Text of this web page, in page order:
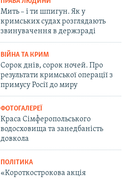
Мить – і ти шпигун. Як у
кримських судах розглядають
звинувачення в держзраді
ВІЙНА ТА КРИМ
Сорок днів, сорок ночей. Про
результати кримської операції з
примусу Росії до миру
ФОТОГАЛЕРЕЇ
Краса Сімферопольського
водосховища та занедбаність
довкола
ПОЛІТИКА
«Короткострокова акція